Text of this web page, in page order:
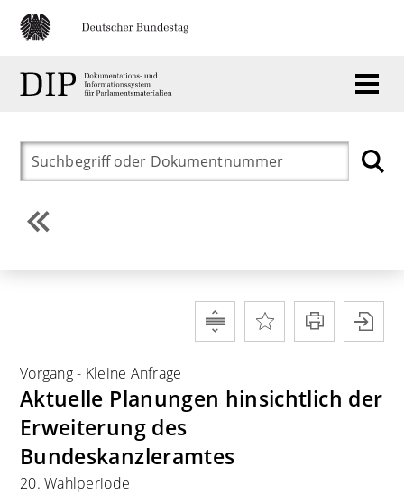
Vorgang- Kleine Anfrage
Aktuelle Planungen hinsichtlich der
Erweiterung des
Bundeskanzleramtes
20. Wahlperiode